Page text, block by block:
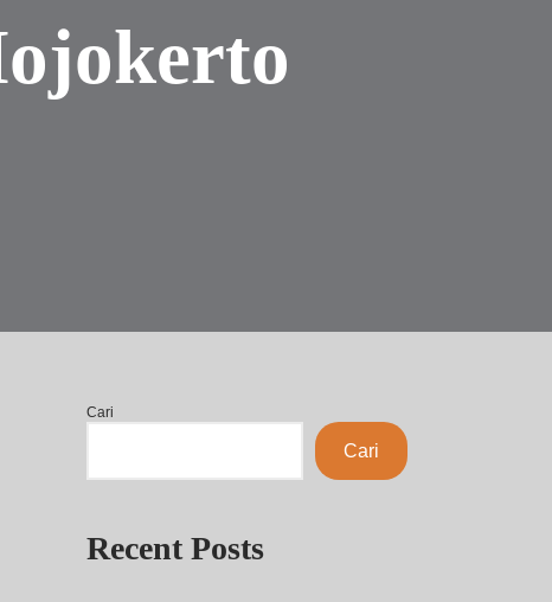
Cari
Cari
Recent Posts